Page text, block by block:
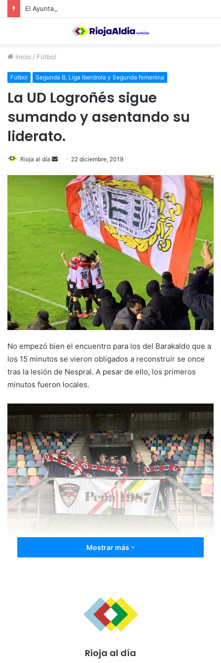
Inicio / Fútbol
Fútbol Segunda B, Liga Iberdrola y Segunda femenina
La UD Logroñés sigue
sumando y asentando su
liderato.
Rioja al día
e
a
i
l
22 diciembre, 2019
No empezó bien el encuentro para los del Barakaldo que a
los 15 minutos se vieron obligados a reconstruir se once
tras la lesión de Nespral. A pesar de ello, los primeros
minutos fueron locales.
Delgado iba a rematarlo en el área pequeña.
Los últimos instantes de esta primera parte fueron muy
Hernández primero y Vitoria y Andy después. A pesar de
Mostrar más
Rioja al día